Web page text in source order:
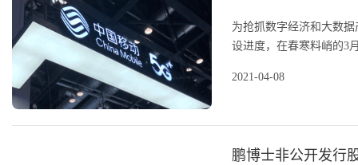
为抢抓数字经济和大数
设进度，在春寒料峭的3
2021-04-08
鹏博士非公开发行